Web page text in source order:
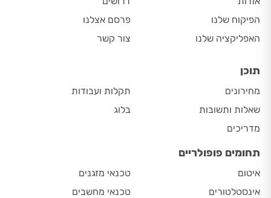
הפיקוח שלנו
האפליקציה שלנו
פרסם אצלנו
צור קשר
תוכן
מחירונים
שאלות ותשובות
מדריכים
תקלות ועבודות
בלוג
תחומים פופולריים
איטום
אינסטלטורים
טכנאי מזגנים
טכנאי מחשבים